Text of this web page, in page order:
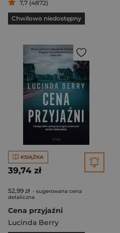
7,7 (4872)
Chwilowo niedostępny
KSIĄŻKA
39,74 zł
52,99 zł - sugerowana cena
detaliczna
Cena przyjaźni
Lucinda Berry